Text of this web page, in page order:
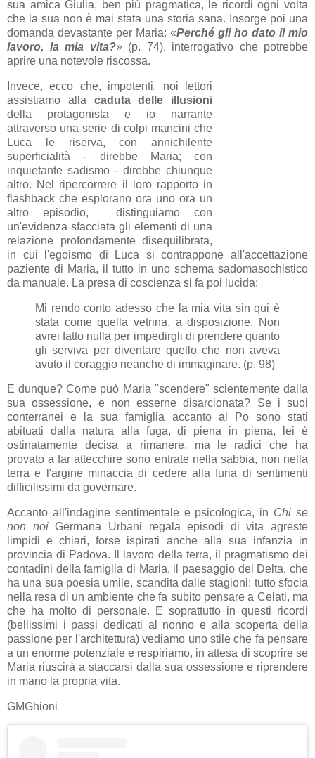
sua amica Giulia, ben più pragmatica, le ricordi ogni volta
che la sua non è mai stata una storia sana. Insorge poi una
domanda devastante per Maria: «Perché gli ho dato il mio
lavoro, la mia vita?» (p. 74), interrogativo che potrebbe
aprire una notevole riscossa.
Invece, ecco che, impotenti, noi lettori
assistiamo alla caduta delle illusioni
della protagonista e io narrante
attraverso una serie di colpi mancini che
Luca le riserva, con annichilente
superficialità - direbbe Maria; con
inquietante sadismo - direbbe chiunque
altro. Nel ripercorrere il loro rapporto in
flashback che esplorano ora uno ora un
altro episodio, distinguiamo con
un'evidenza sfacciata gli elementi di una
relazione profondamente disequilibrata,
in cui l'egoismo di Luca si contrappone all'accettazione
paziente di Maria, il tutto in uno schema sadomasochistico
da manuale. La presa di coscienza si fa poi lucida:
Mi rendo conto adesso che la mia vita sin qui è
stata come quella vetrina, a disposizione. Non
avrei fatto nulla per impedirgli di prendere quanto
gli serviva per diventare quello che non aveva
avuto il coraggio neanche di immaginare. (p. 98)
E dunque? Come può Maria "scendere" scientemente dalla
sua ossessione, e non esserne disarcionata? Se i suoi
conterranei e la sua famiglia accanto al Po sono stati
abituati dalla natura alla fuga, di piena in piena, lei è
ostinatamente decisa a rimanere, ma le radici che ha
provato a far attecchire sono entrate nella sabbia, non nella
terra e l'argine minaccia di cedere alla furia di sentimenti
difficilissimi da governare.
Accanto all'indagine sentimentale e psicologica, in Chi se
non noiGermana Urbani regala episodi di vita agreste
limpidi e chiari, forse ispirati anche alla sua infanzia in
provincia di Padova. Il lavoro della terra, il pragmatismo dei
contadini della famiglia di Maria, il paesaggio del Delta, che
ha una sua poesia umile, scandita dalle stagioni: tutto sfocia
nella resa di un ambiente che fa subito pensare a Celati, ma
che ha molto di personale. E soprattutto in questi ricordi
(bellissimi i passi dedicati al nonno e alla scoperta della
passione per l'architettura) vediamo uno stile che fa pensare
a un enorme potenziale e respiriamo, in attesa di scoprire se
Maria riuscirà a staccarsi dalla sua ossessione e riprendere
in mano la propria vita.
GMGhioni